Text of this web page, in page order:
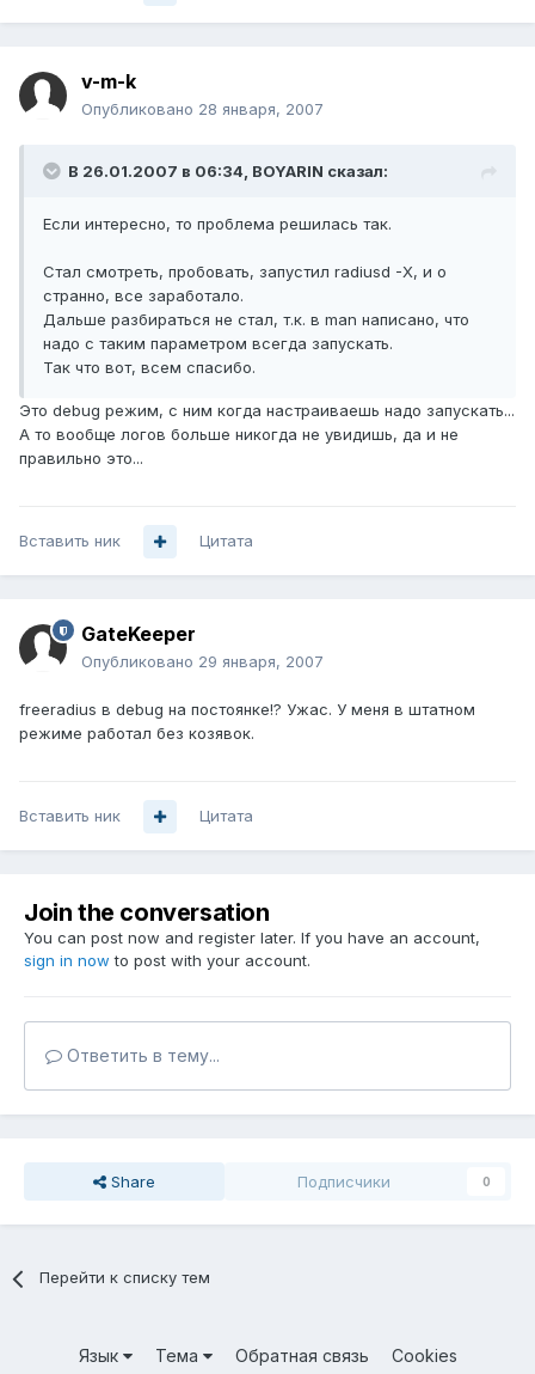
v-m-k
Опубликовано 28 января, 2007
В 26.01.2007 в 06:34, BOYARIN сказал:
Если интересно, то проблема решилась так.
Стал смотреть, пробовать, запустил radiusd -X, и о
странно, все заработало.
Дальше разбираться не стал, т.к. в man написано, что
надо с таким параметром всегда запускать.
Так что вот, всем спасибо.
Это debug режим, с ним когда настраиваешь надо запускать...
А то вообще логов больше никогда не увидишь, да и не
правильно это...
Вставить ник Цитата
GateKeeper
Опубликовано 29 января, 2007
freeradius в debug на постоянке!? Ужас. У меня в штатном
режиме работал без козявок.
Вставить ник Цитата
Join the conversation
You can post now and register later. If you have an account,
sign in now to post with your account.
Ответить в тему...
Share Подписчики 0
Перейти к списку тем
Язык Тема Обратная связь
Cookies